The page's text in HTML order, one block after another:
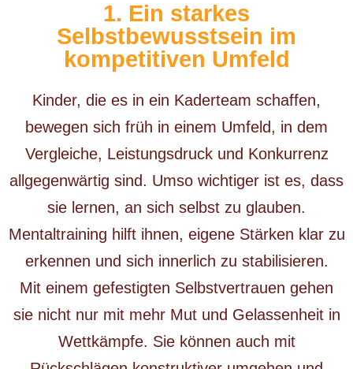
1. Ein starkes
Selbstbewusstsein im
kompetitiven Umfeld
Kinder, die es in ein Kaderteam schaffen,
bewegen sich früh in einem Umfeld, in dem
Vergleiche, Leistungsdruck und Konkurrenz
allgegenwärtig sind. Umso wichtiger ist es, dass
sie lernen, an sich selbst zu glauben.
Mentaltraining hilft ihnen, eigene Stärken klar zu
erkennen und sich innerlich zu stabilisieren.
Mit einem gefestigten Selbstvertrauen gehen
sie nicht nur mit mehr Mut und Gelassenheit in
Wettkämpfe. Sie können auch mit